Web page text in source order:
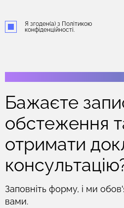
Я згоден(а) з Політикою
конфіденційності.
Бажаєте
обстеження
отримати
Заповніть форму, і ми
вами.